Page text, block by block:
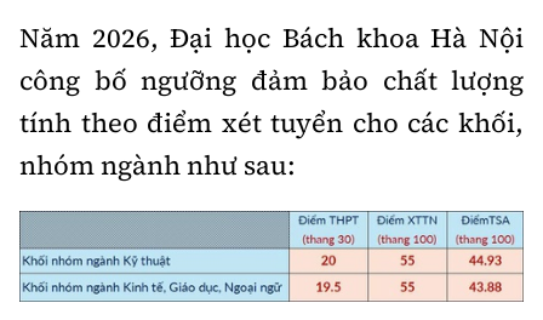
Ẩm thực
Camera giao thông
Câu chuyện giao thông
Giải trí - Thể thao
Cơ quan chủ quản: Bộ Xây dựng
Giấy phép số: 03/GP-BVHTTDL, cấp ngày 1/4/2025.
Hà Nội.
Tổng biên tập:Nguyễn Thị Hồng Nga
Năm 2026, Đại học Bách khoa Hà Nội
công bố ngưỡng đảm bảo chất lượng
tính theo điểm xét tuyển cho các khối,
nhóm ngành như sau: